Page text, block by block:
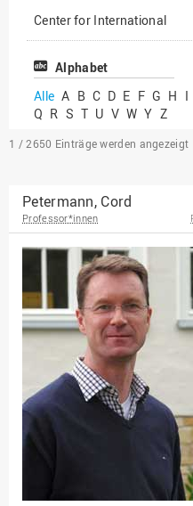
Center for International
Mobility
Center for International
Chancengerechtigkeit
eLearning Competence
Fakultät
Agrarwissenschaften und
Landschaftsarchitektur
Fakultät
Ingenieurwissenschaften
und Informatik
Fakultät Management,
Kultur und Technik
Fakultät Wirtschafts- und
Sozialwissenschaften
Finanzen
Forschung, Kooperation,
Alphabet
Alle A B C D E F G H I
Q R S T U V W Y Z
1 / 2650 Einträge werden angezeigt
Petermann, Cord
Professor*innen